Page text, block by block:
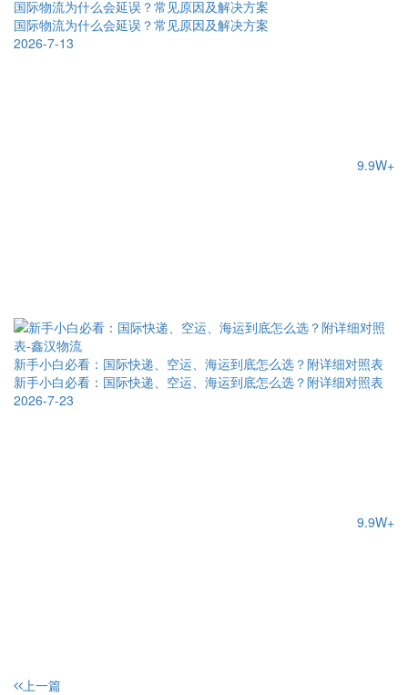
国际物流为什么会延误？常见原因及解决方案
国际物流为什么会延误？常见原因及解决方案
2026-7-13
9.9W+
新手小白必看：国际快递、空运、海运到底怎么选？附详细对照表
新手小白必看：国际快递、空运、海运到底怎么选？附详细对照表
2026-7-23
9.9W+
上一篇